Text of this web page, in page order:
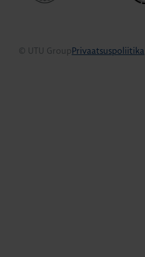
© UTU GroupPrivaatsuspoliitika